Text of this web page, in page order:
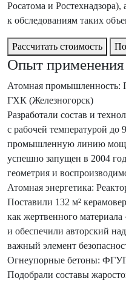
Росатома и
к обследованиям таких
Рассчитать стоимость
Опыт
Атомная промышленность:
ГХК (Железногорск)
Разработали состав и
с рабочей температурой до
промышленную линию
успешно запущен в 2004
геометрия и
Атомная энергетика:
Поставили 132 м²
как жертвенного
и обеспечили авторский
важный элемент
Огнеупорные бетоны:
Подобрали составы